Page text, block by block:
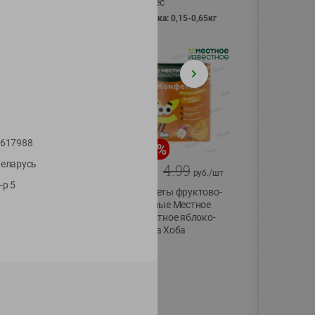
фасовка: 0,15-0,65кг
-13
5.99
Яйца перепелиные
%
4.99 руб./шт
Конфеты фруктово-
ягодные Местное
известное яблоко-
тыква Хоба
р 5